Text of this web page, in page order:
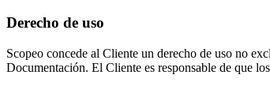
Derecho de uso
Scopeo concede al Cliente un derecho de uso no
Documentación. El Cliente es responsable de que